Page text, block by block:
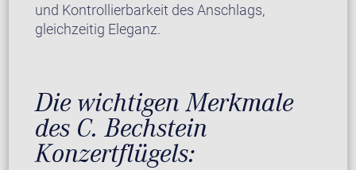
und Kontrollierbarkeit des Anschlags,
gleichzeitig Eleganz.
Die wichtigen Merkmale
des C. Bechstein
Konzertflügels: